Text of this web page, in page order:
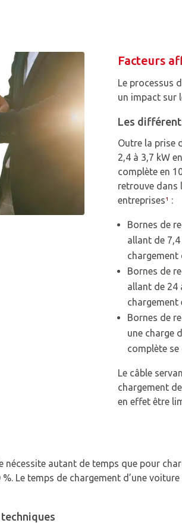
Facteurs
Le processus
un impact sur
Les
Outre la prise
2,4 à 3,7 kW
complète en
retrouve dans
entreprises¹ :
Bornes de
allant de
chargement
Bornes de
allant de 24
chargement
Bornes de
une charge
complète se
Le câble
chargement
en effet être
autant de temps que pour
Le temps de chargement d’une